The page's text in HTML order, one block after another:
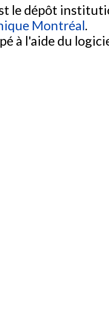
le dépôt
Montréal.
à l'aide du